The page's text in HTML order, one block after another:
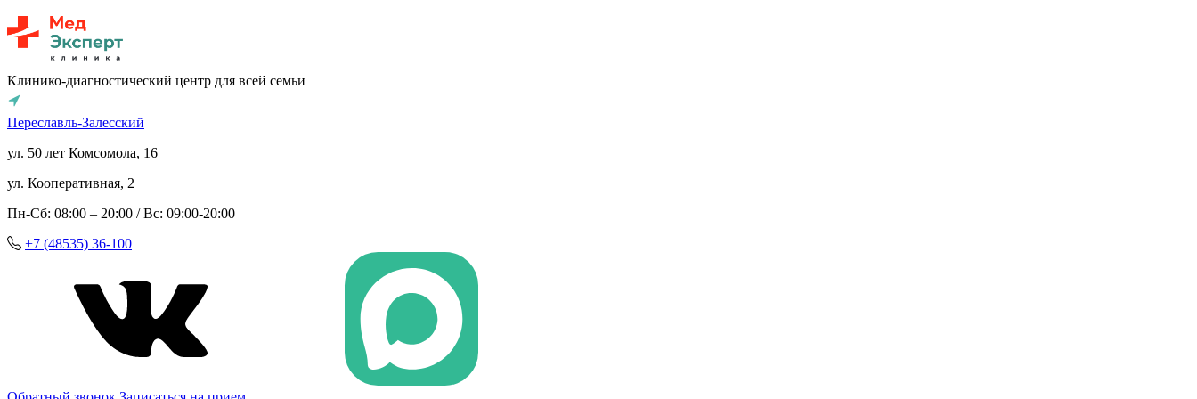
Клинико-диагностический центр для всей семьи
Переславль-Залесский
ул. 50 лет Комсомола, 16
ул. Кооперативная, 2
Пн-Сб: 08:00 – 20:00 / Вс: 09:00-20:00
+7 (48535) 36-100